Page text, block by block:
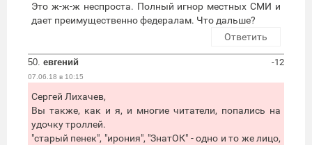
Это ж-ж-ж неспроста. Полный игнор местных СМИ и
дает преимущественно федералам. Что дальше?
Ответить
50. евгений
07.06.18 в 10:15
-12
Сергей Лихачев,
Вы также, как и я, и многие читатели, попались на
удочку троллей.
"старый пенек", "ирония", "ЗнатОК" - одно и то же лицо,